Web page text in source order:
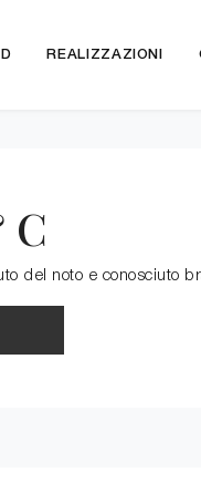
REALIZZAZIONI
C
del noto e conosciuto